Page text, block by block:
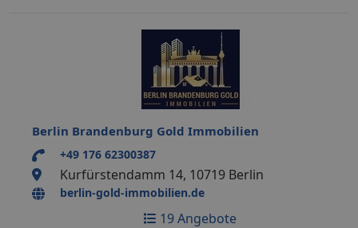
Berlin Brandenburg Gold Immobilien
+49 176 62300387
Kurfürstendamm 14, 10719 Berlin
berlin-gold-immobilien.de
19 Angebote